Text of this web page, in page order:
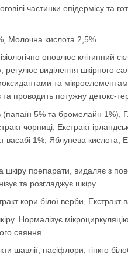
частинки епідермісу та
Молочна кислота 2,5%
оновлює клітинний
регулює виділення шкірного
та
проводить потужну детокс-
5% та бромелайн 1%),
чорниці, Екстракт
васабі 1%, Яблунева кислота,
шкіру препарати, видаляє з
та розгладжує шкіру.
кори білої верби, Екстракт
Нормалізує
сяяння.
шавлії, пасіфлори, гінкго